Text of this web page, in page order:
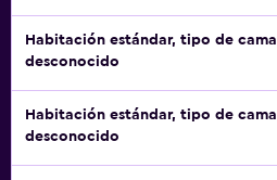
Habitación estándar, tipo de cama
desconocido
Habitación estándar, tipo de cama
desconocido